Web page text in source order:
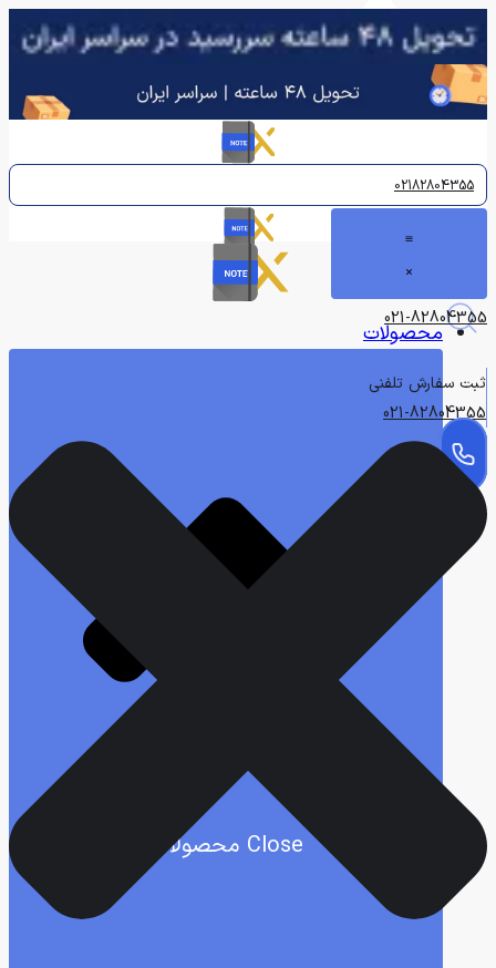
پرش
به
محتوا
02182804355
محصولات
Close محصولات
ثبت سفارش تلفنی
021-82804355
021-82804355